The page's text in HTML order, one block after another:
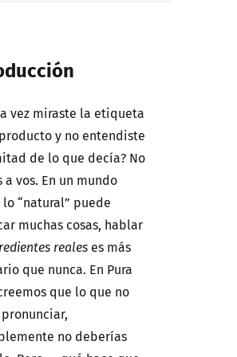
vez miraste la etiqueta
y no entendiste
de lo que decía? No
a vos. En un mundo
“natural” puede
muchas cosas, hablar
reales es más
que nunca. En Pura
que lo que no
no deberías